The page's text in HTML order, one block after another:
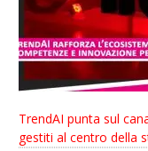
TrendAI punta sul
gestiti al centro della